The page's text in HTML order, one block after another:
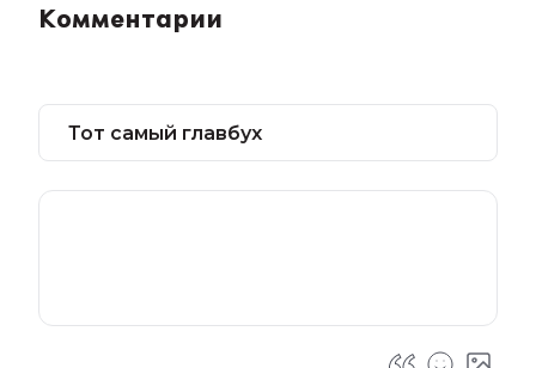
Комментарии